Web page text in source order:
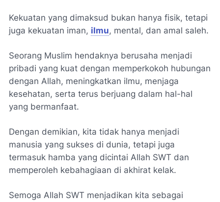
Kekuatan yang dimaksud bukan hanya fisik, tetapi
juga kekuatan iman, ilmu, mental, dan amal saleh.
Seorang Muslim hendaknya berusaha menjadi
pribadi yang kuat dengan memperkokoh hubungan
dengan Allah, meningkatkan ilmu, menjaga
kesehatan, serta terus berjuang dalam hal-hal
yang bermanfaat.
Dengan demikian, kita tidak hanya menjadi
manusia yang sukses di dunia, tetapi juga
termasuk hamba yang dicintai Allah SWT dan
memperoleh kebahagiaan di akhirat kelak.
Semoga Allah SWT menjadikan kita sebagai